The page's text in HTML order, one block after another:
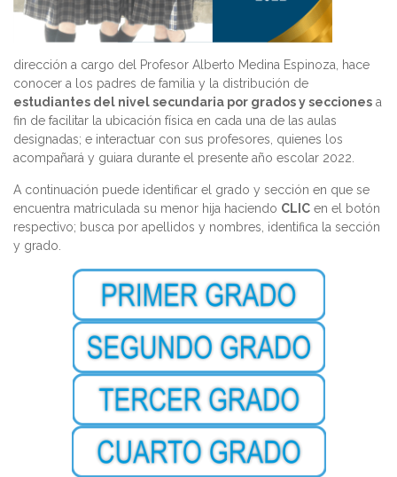
dirección a cargo del Profesor Alberto Medina Espinoza, hace
conocer a los padres de familia y la distribución de
estudiantes del nivel secundaria por grados y secciones a
fin de facilitar la ubicación física en cada una de las aulas
designadas; e interactuar con sus profesores, quienes los
acompañará y guiara durante el presente año escolar 2022.
A continuación puede identificar el grado y sección en que se
encuentra matriculada su menor hija haciendo CLIC en el botón
respectivo; busca por apellidos y nombres, identifica la sección
y grado.